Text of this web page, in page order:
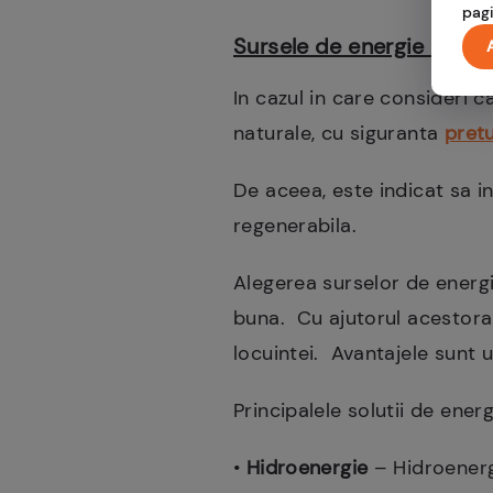
Sursele de energie
In cazul in care consideri
naturale, cu siguranta
De aceea, este indicat sa
regenerabila.
Alegerea surselor de
buna. Cu ajutorul
locuintei. Avantajele sunt
Principalele solutii de
• Hidroenergie–